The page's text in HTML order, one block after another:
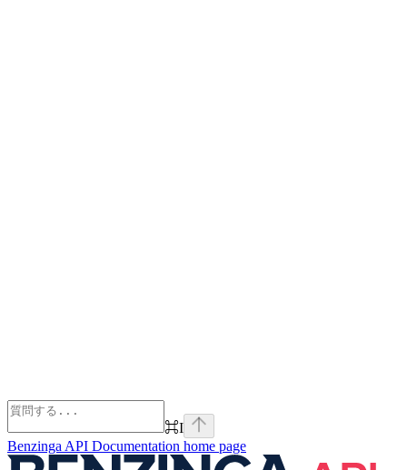
⌘I
Benzinga API Documentation home page